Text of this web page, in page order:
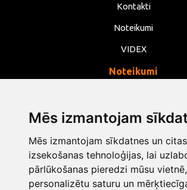
Mēs izmantojam
Mēs izmantojam sīkdatnes un citas
izsekošanas tehnoloģijas, lai
pārlūkošanas pieredzi mūsu
personalizētu saturu un
Kontakti
Noteikumi
VIDEX
Noteikumi
Noteikumi
Mainīt sīkdatņu iestatījumus